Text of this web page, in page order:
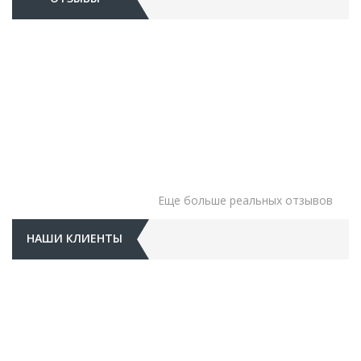
Еще больше реальных отзывов
НАШИ КЛИЕНТЫ